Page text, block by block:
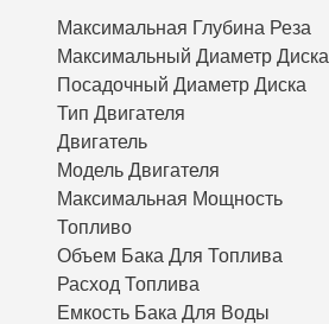
Максимальная Глубина Реза
Максимальный Диаметр Диска
Посадочный Диаметр Диска
Тип Двигателя
Двигатель
Модель Двигателя
Максимальная Мощность
Топливо
Объем Бака Для Топлива
Расход Топлива
Емкость Бака Для Воды